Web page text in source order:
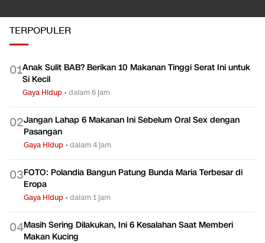
TERPOPULER
01Anak Sulit BAB? Berikan 10 Makanan Tinggi Serat Ini untuk
Si Kecil
Gaya Hidup •dalam 6 jam
02Jangan Lahap 6 Makanan Ini Sebelum Oral Sex dengan
Pasangan
Gaya Hidup •dalam 4 jam
03FOTO: Polandia Bangun Patung Bunda Maria Terbesar di
Eropa
Gaya Hidup •dalam 1 jam
04Masih Sering Dilakukan, Ini 6 Kesalahan Saat Memberi
Makan Kucing